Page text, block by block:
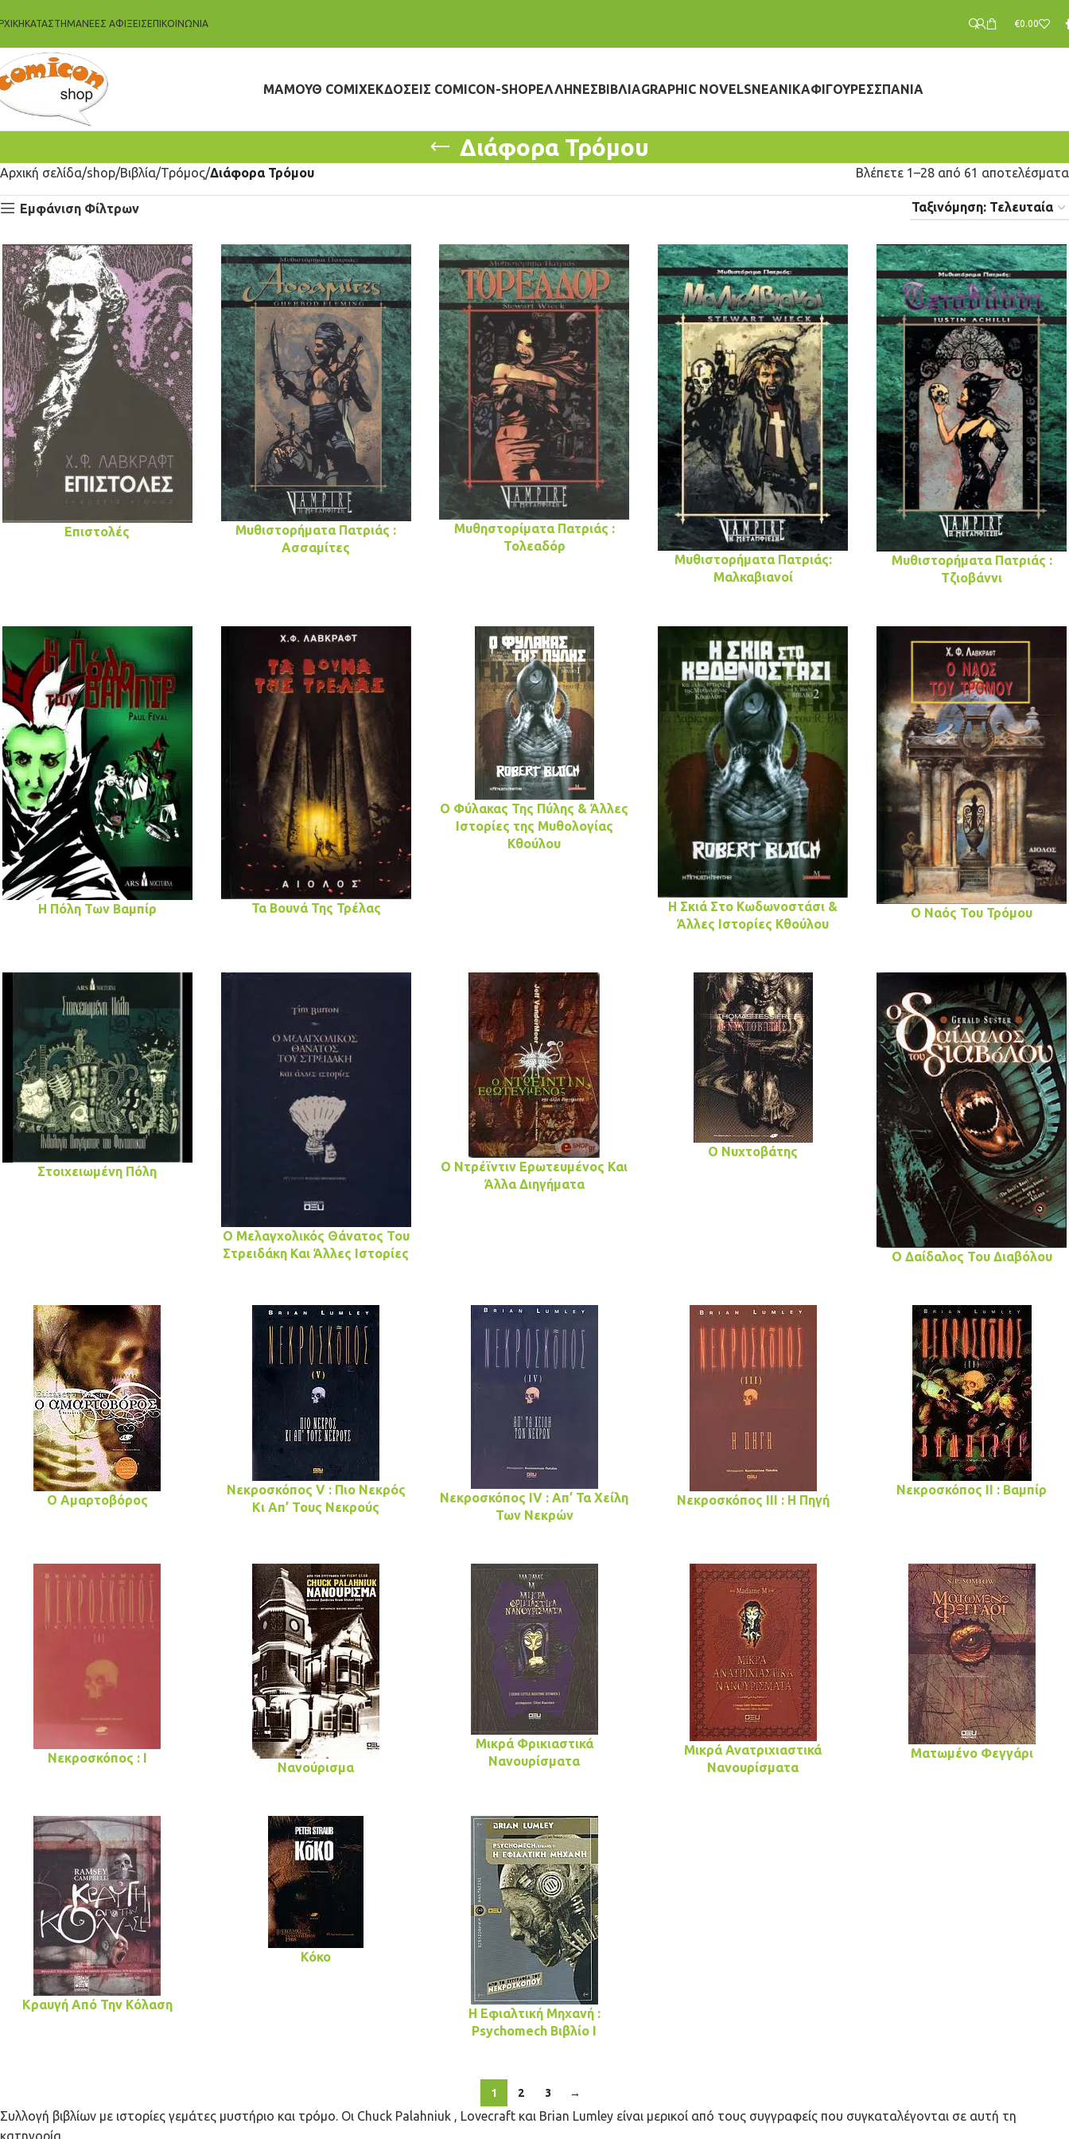
ΚΑΤΆΣΤΗΜΑΝΈΕΣ ΑΦΊΞΕΙΣΕΠΙΚΟΙΝΩΝΊΑ €0.00
ΜΑΜΟΥΘ COMIXΕΚΔΌΣΕΙΣ COMICON-SHOPΈΛΛΗΝΕΣΒΙΒΛΊΑGRAPHIC NOVELSΝΕΑΝΙΚΆΦΙΓΟΎΡΕΣΣΠΆΝΙΑ
Διάφορα Τρόμου
Αρχική σελίδα shop Βιβλία Τρόμος Διάφορα Τρόμου Βλέπετε 1–28 από 61 αποτελέσματα
Εμφάνιση Φίλτρων
Επιστολές
Μυθιστορήματα Πατριάς :
Ασσαμίτες
Μυθηστορίματα Πατριάς :
Τολεαδόρ
Μυθιστορήματα Πατριάς:
Μαλκαβιανοί
Μυθιστορήματα Πατριάς :
Τζιοβάννι
Η Πόλη Των Βαμπίρ Τα Βουνά Της Τρέλας
O Φύλακας Της Πύλης & Άλλες
Ιστορίες της Μυθολογίας
Κθούλου
H Σκιά Στο Κωδωνοστάσι &
Άλλες Ιστορίες Κθούλου
Ο Ναός Του Τρόμου
Στοιχειωμένη Πόλη
Ο Μελαγχολικός Θάνατος Του
Στρειδάκη Και Άλλες Ιστορίες
Ο Ντρέϊντιν Ερωτευμένος Και
Άλλα Διηγήματα
Ο Νυχτοβάτης
Ο Δαίδαλος Του Διαβόλου
Ο Aμαρτοβόρος
Νεκροσκόπος V : Πιο Νεκρός
Κι Απ’ Τους Νεκρούς
Νεκροσκόπος IV : Απ’ Τα Χείλη
Των Νεκρών
Νεκροσκόπος III : Η Πηγή
Νεκροσκόπος ΙΙ : Βαμπίρ
Νεκροσκόπος : I
Νανούρισμα
Μικρά Φρικιαστικά
Νανουρίσματα
Μικρά Ανατριχιαστικά
Νανουρίσματα
Ματωμένο Φεγγάρι
Κραυγή Από Την Κόλαση
Κόκο
Η Εφιαλτική Μηχανή :
Psychomech Βιβλίο Ι
1 2 3 →
Συλλογή βιβλίων με ιστορίες γεμάτες μυστήριο και τρόμο. Οι Chuck Palahniuk , Lovecraft και Brian Lumley είναι μερικοί από τους συγγραφείς που συγκαταλέγονται σε αυτή τη
κατηγορία.